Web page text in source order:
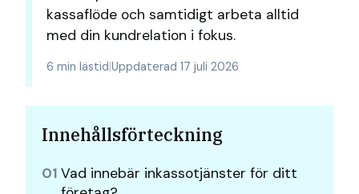
kassaflöde och samtidigt arbeta alltid
med din kundrelation i fokus.
6 min lästid|Uppdaterad 17 juli 2026
Innehållsförteckning
01 Vad innebär inkassotjänster för ditt